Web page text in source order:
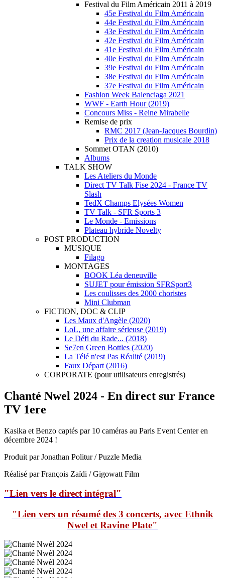
Festival du Film Américain 2011 à 2019
45e Festival du Film Américain
44e Festival du Film Américain
43e Festival du Film Américain
42e Festival du Film Américain
41e Festival du Film Américain
40e Festival du Film Américain
39e Festival du Film Américain
38e Festival du Film Américain
37e Festival du Film Américain
Fashion Week Balenciaga 2021
WWF - Earth Hour (2019)
Concours Miss - Reine Mirabelle
Remise de prix
RMC 2017 (Jean-Jacques Bourdin)
Prix de la creation musicale 2018
Sommet OTAN (2010)
Albums
TALK SHOW
Les Ateliers du Monde
Direct TV Talk Fise 2024 - France TV
Slash
TedX Champs Elysées Women
TV Talk - SFR Sports 3
Le Monde - Emissions
Plateau hybride Novelty
POST PRODUCTION
MUSIQUE
Filago
MONTAGES
BOOK Léa deneuville
SUJET pour émission SFRSport3
Les coulisses des 2000 choristes
Mini Clubman
FICTION, DOC & CLIP
Les Maux d'Angèle (2020)
LoL, une affaire sérieuse (2019)
Le Défi du Rade... (2018)
Se7en Green Bottles (2020)
La Télé n'est Pas Réalité (2019)
Faux Départ (2016)
CORPORATE (pour utilisateurs enregistrés)
Chanté Nwel 2024 - En direct sur France
TV 1ere
Kasika et Benzo captés par 10 caméras au Paris Event Center en
décembre 2024 !
Produit par Jonathan Politur / Puzzle Media
Réalisé par François Zaïdi / Gigowatt Film
"Lien vers le direct intégral"
"Lien vers un résumé des 3 concerts, avec Ethnik
Nwel et Ravine Plate"